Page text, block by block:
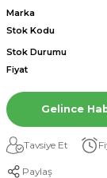
Marka
Stok Kodu
Stok Durumu
Fiyat
Gelince
Tavsiye Et
Paylaş